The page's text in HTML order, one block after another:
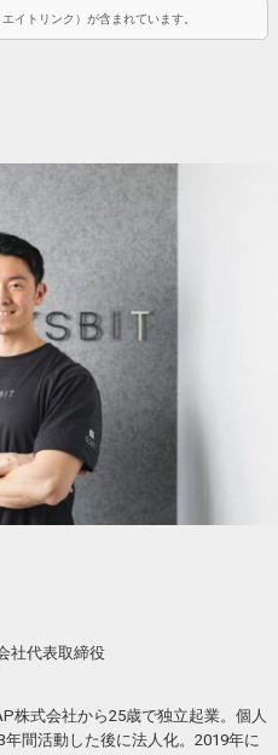
イトリンク）が含まれています。
社代表取締役
株式会社から25歳で独立起業。個人
年間活動した後に法人化。2019年に